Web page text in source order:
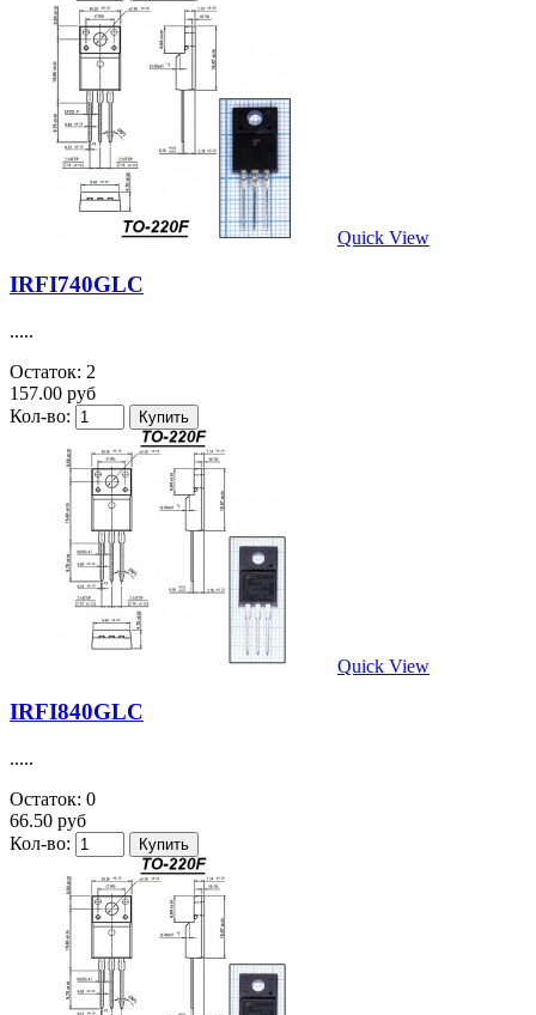
Quick View
IRFI740GLC
.....
Остаток: 2
157.00 руб
Кол-во:
Quick View
IRFI840GLC
.....
Остаток: 0
66.50 руб
Кол-во: